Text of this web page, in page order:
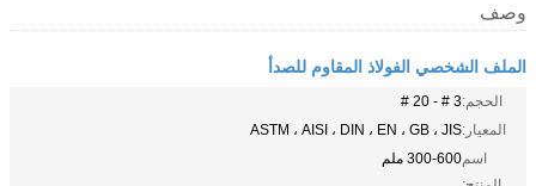
وصف
الملف الشخصي الفولاذ المقاوم للصدأ
الحجم:3 # - 20 #
المعيار:ASTM ، AISI ، DIN ، EN ، GB ، JIS
اسم300-600 ملم